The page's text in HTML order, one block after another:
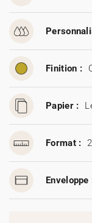
Finition :
Papier :
Format :
Enveloppe